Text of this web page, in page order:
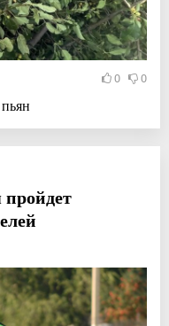
0 0
пройдет